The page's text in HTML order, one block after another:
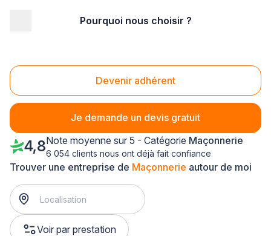
Pourquoi nous choisir ?
Devenir adhérent
Je demande un devis gratuit
Maçonnerie Seclin (59113)
Trouver une entreprise de Maçonnerie autour de moi
Voir par prestation
4,8Note moyenne sur 5 - Catégorie Maçonnerie
6 054 clients nous ont déjà fait confiance